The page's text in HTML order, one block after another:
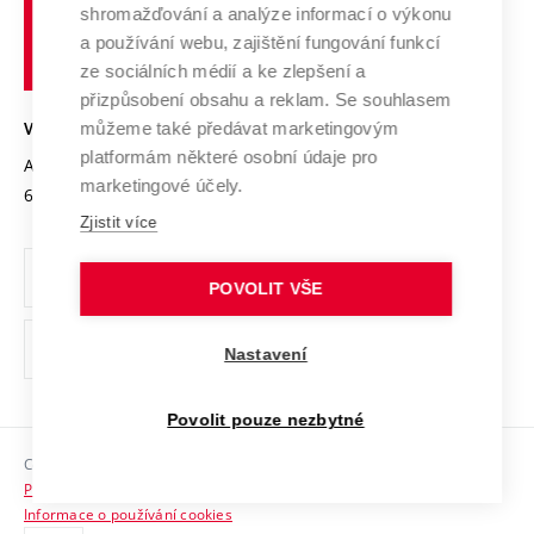
Transfer znalostí
Open Science
Projekty
Projekty ze strukturálních fondů
Specifický výzkum
Služby univerzity
Mezinárodní dohody
Univerzitní sítě
Udržitelná univerzita
Podnikavá univerzita / ContriBUTe
Bezpečná univerzita
Vyznamenání
Organizační struktura
Ochrana osobních údajů
odkaz)
Sociální bezpečí
HR Award
učení
technické
VYSOKÉ UČENÍ TECHNICKÉ V BRNĚ
Antonínská 548/1
602 00 Brno
www.vut.cz
vut@vutbr.cz
Copyright © 2026 VUT
Prohlášení o přístupnosti
Informace o používání cookies
shromažďování a analýze informací o výkonu
a používání webu, zajištění fungování funkcí
ze sociálních médií a ke zlepšení a
přizpůsobení obsahu a reklam. Se souhlasem
můžeme také předávat marketingovým
platformám některé osobní údaje pro
marketingové účely.
Zjistit více
POVOLIT VŠE
Nastavení
Povolit pouze nezbytné